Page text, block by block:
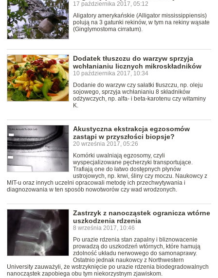
17 października 2017, 05:12
Aligatory amerykańskie (Alligator mississippiensis)
polują na 3 gatunki rekinów, w tym na rekiny wąsate
(Ginglymostoma cirratum).
Dodatek tłuszczu do warzyw sprzyja
wchłanianiu licznych mikroskładników
10 października 2017, 10:34
Dodanie do warzyw czy sałatki tłuszczu, np. oleju
sojowego, sprzyja wchłanianiu 8 składników
odżywczych, np. alfa- i beta-karotenu czy witaminy
K.
Akustyczna ekstrakcja egzosomów
zastąpi w przyszłości biopsje?
20 września 2017, 05:26
Komórki uwalniają egzosomy, czyli
wyspecjalizowane pęcherzyki transportujące.
Trafiają one do łatwo dostępnych płynów
ustrojowych, np. krwi, śliny czy moczu. Naukowcy z
MIT-u oraz innych uczelni opracowali metodę ich przechwytywania i
diagnozowania w ten sposób nowotworów czy wad wrodzonych.
Zastrzyk z nanocząstek ogranicza wtórne
uszkodzenia rdzenia
8 września 2017, 10:46
Po urazie rdzenia stan zapalny i bliznowacenie
prowadzą do uszkodzeń wtórnych, które hamują
zdolność układu nerwowego do samonaprawy.
Ostatnio jednak naukowcy z Northwestern
University zauważyli, że wstrzyknięcie po urazie rdzenia biodegradowalnych
nanocząstek zapobiega obu tym niekorzystnym zjawiskom.